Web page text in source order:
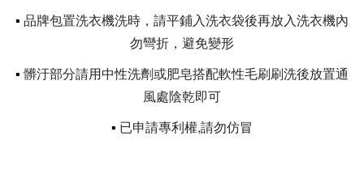
▪ 品牌包置洗衣機洗時，請平鋪入洗衣袋後再放入洗衣機內
勿彎折，避免變形
▪ 髒汙部分請用中性洗劑或肥皂搭配軟性毛刷刷洗後放置通
風處陰乾即可
▪ 已申請專利權,請勿仿冒